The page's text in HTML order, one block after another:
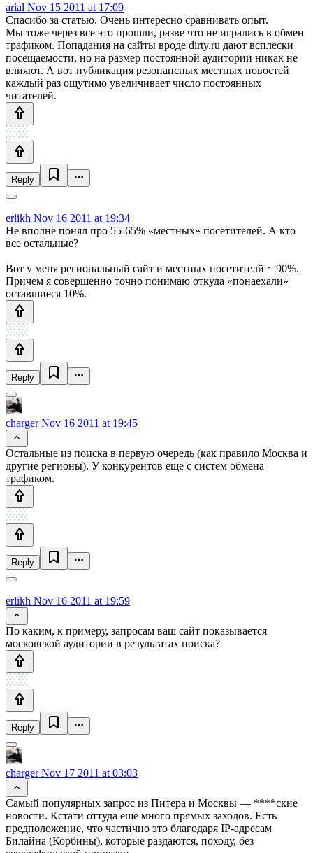
arial Nov 15 2011 at 17:09
Спасибо за статью. Очень интересно сравнивать опыт.
Мы тоже через все это прошли, разве что не игрались в обмен
трафиком. Попадания на сайты вроде dirty.ru дают всплески
посещаемости, но на размер постоянной аудитории никак не
влияют. А вот публикация резонансных местных новостей
каждый раз ощутимо увеличивает число постоянных
читателей.
Reply
erlikh Nov 16 2011 at 19:34
Не вполне понял про 55-65% «местных» посетителей. А кто
все остальные?
Вот у меня региональный сайт и местных посетителй ~ 90%.
Причем я совершенно точно понимаю откуда «понаехали»
оставшиеся 10%.
Reply
chargerNov 16 2011 at 19:45
Остальные из поиска в первую очередь (как правило Москва и
другие регионы). У конкурентов еще с систем обмена
трафиком.
Reply
erlikh Nov 16 2011 at 19:59
По каким, к примеру, запросам ваш сайт показывается
московской аудитории в результатах поиска?
Reply
chargerNov 17 2011 at 03:03
Самый популярных запрос из Питера и Москвы — ****ские
новости. Кстати оттуда еще много прямых заходов. Есть
предположение, что частично это благодаря IP-адресам
Билайна (Корбины), которые раздаются, походу, без